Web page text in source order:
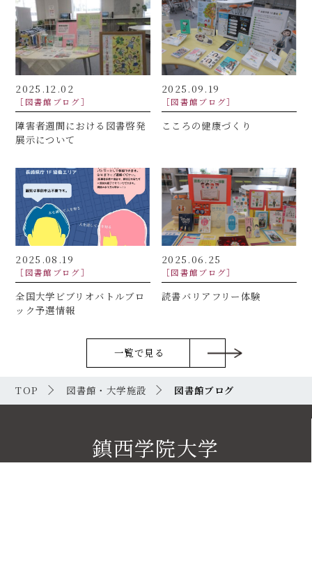
2025.12.02
［図書館ブログ］
障害者週間における図書啓発
展示について
2025.09.19
［図書館ブログ］
こころの健康づくり
2025.08.19
［図書館ブログ］
全国大学ビブリオバトルブロ
ック予選情報
2025.06.25
［図書館ブログ］
読書バリアフリー体験
一覧で見る
TOP 図書館・大学施設 図書館ブログ
鎮西学院大学